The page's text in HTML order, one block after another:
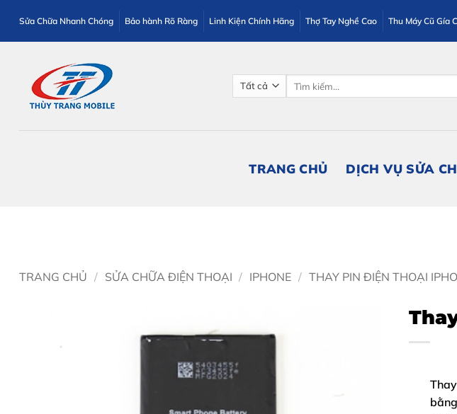
qua
nội
Sửa Chữa Nhanh Chóng Bảo hành Rõ Ràng Linh Kiện Chính Hãng Thợ Tay Nghề Cao Thu Máy Cũ Gía
TRANG CHỦ DỊCH VỤ SỬA
TRANG CHỦ / SỬA CHỮA ĐIỆN THOẠI / IPHONE / THAY PIN ĐIỆN THOẠI